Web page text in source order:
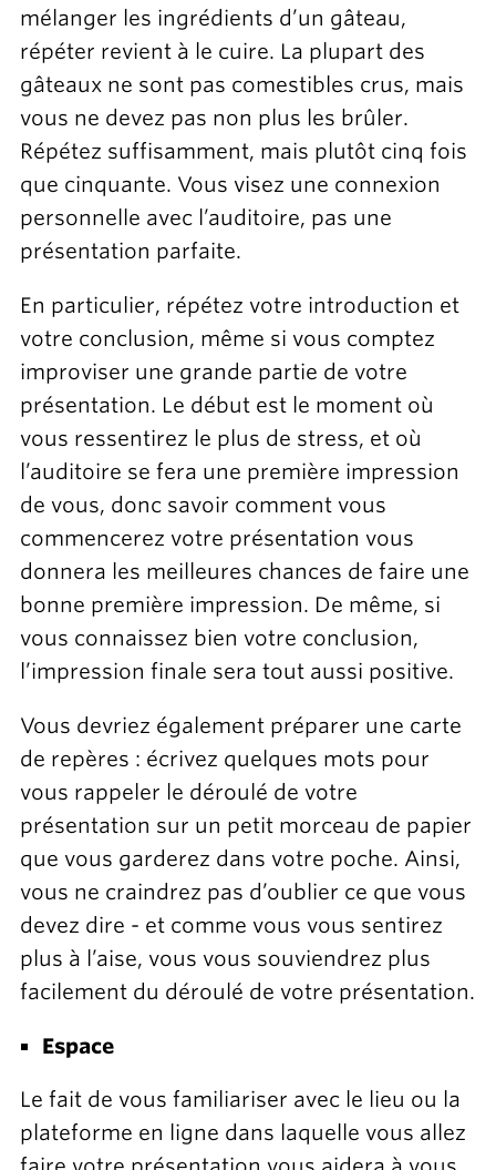
mélanger les ingrédients d’un gâteau,
répéter revient à le cuire. La plupart des
gâteaux ne sont pas comestibles crus, mais
vous ne devez pas non plus les brûler.
Répétez suffisamment, mais plutôt cinq fois
que cinquante. Vous visez une connexion
personnelle avec l’auditoire, pas une
présentation parfaite.
En particulier, répétez votre introduction et
votre conclusion, même si vous comptez
improviser une grande partie de votre
présentation. Le début est le moment où
vous ressentirez le plus de stress, et où
l’auditoire se fera une première impression
de vous, donc savoir comment vous
commencerez votre présentation vous
donnera les meilleures chances de faire une
bonne première impression. De même, si
vous connaissez bien votre conclusion,
l’impression finale sera tout aussi positive.
Vous devriez également préparer une carte
de repères : écrivez quelques mots pour
vous rappeler le déroulé de votre
présentation sur un petit morceau de papier
que vous garderez dans votre poche. Ainsi,
vous ne craindrez pas d’oublier ce que vous
devez dire - et comme vous vous sentirez
plus à l’aise, vous vous souviendrez plus
facilement du déroulé de votre présentation.
Espace
Le fait de vous familiariser avec le lieu ou la
plateforme en ligne dans laquelle vous allez